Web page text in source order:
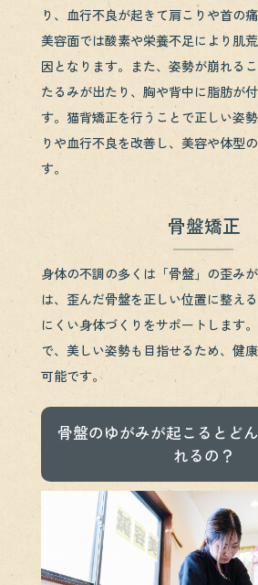
り、血行不良が起きて肩こりや首の
美容面では酸素や栄養不足により肌
因となります。また、姿勢が崩れる
たるみが出たり、胸や背中に脂肪が
す。猫背矯正を行うことで正しい姿
りや血行不良を改善し、美容や体型
す。
骨盤矯正
身体の不調の多くは「骨盤」の歪み
は、歪んだ骨盤を正しい位置に整え
にくい身体づくりをサポートします
で、美しい姿勢も目指せるため、健
可能です。
骨盤のゆがみが起こるとど
れるの？